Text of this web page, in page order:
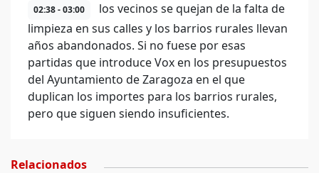
02:38 - 03:00
los vecinos se quejan de la falta de
limpieza en sus calles y los barrios rurales llevan
años abandonados. Si no fuese por esas
partidas que introduce Vox en los presupuestos
del Ayuntamiento de Zaragoza en el que
duplican los importes para los barrios rurales,
pero que siguen siendo insuficientes.
Relacionados